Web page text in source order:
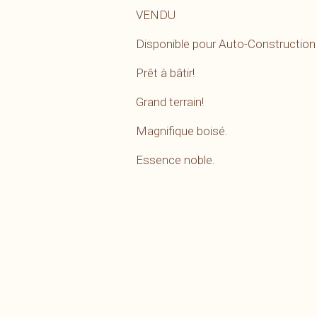
VENDU
Disponible pour Auto-Construction
Prêt à bâtir!
Grand terrain!
Magnifique boisé.
Essence noble.